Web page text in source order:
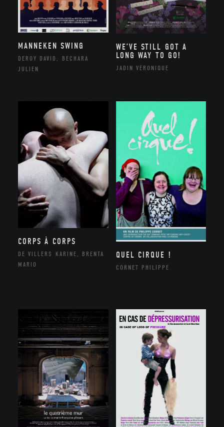
MANNEKEN SWING
DEROY DAVID, BECHARA
JULIEN
WE’VE STILL GOT A
LONG WAY TO GO!
JADIN VÉRONIQUE
CORPS À CORPS
DE VILLERS KARINE, BRENTA
MARIO
QUEL CIRQUE !
CORNET PHILIPPE